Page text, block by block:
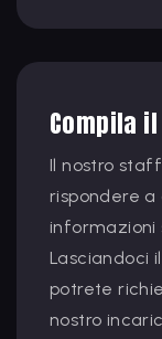
Compila
Il nostro
rispondere
informazioni
Lasciandoci
potrete
nostro